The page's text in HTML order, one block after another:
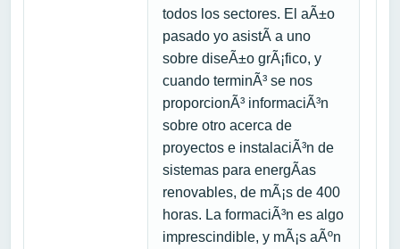
todos los sectores. El aÃ±o
pasado yo asistÃ­ a uno
sobre diseÃ±o grÃ¡fico, y
cuando terminÃ³ se nos
proporcionÃ³ informaciÃ³n
sobre otro acerca de
proyectos e instalaciÃ³n de
sistemas para energÃ­as
renovables, de mÃ¡s de 400
horas. La formaciÃ³n es algo
imprescindible, y mÃ¡s aÃºn